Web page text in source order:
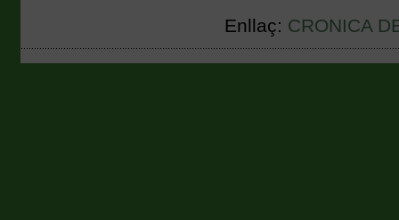
Enllaç: CRONICA